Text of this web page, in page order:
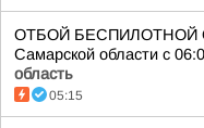
ОТБОЙ БЕСПИЛОТНОЙ
Самарской области с
область
05:15